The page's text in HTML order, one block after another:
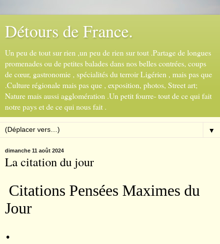
Détours de France.
Un peu de tout sur rien ,un peu de rien sur tout .Partage de longues
promenades ou de petites balades dans nos belles contrées, coups
de cœur, gastronomie , spécialités du terroir Ligérien , mais pas que
.Culture régionale mais pas que , exposition, photos, Street art;
Nature mais aussi agglomération .Un petit fourre- tout de ce qui fait
notre pays et de ce qui nous fait .
▼
dimanche 11 août 2024
La citation du jour
Citations Pensées Maximes du
Jour
.